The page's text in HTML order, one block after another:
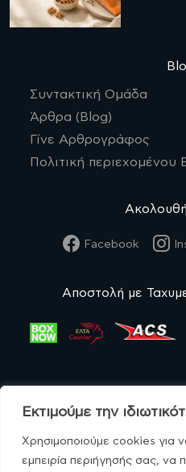
Εκτιμούμε την
Χρησιμοποιούμε cookies για
εμπειρία περιήγησής σας, να
Συντακτική Ομάδα
Άρθρα (Blog)
Γίνε Αρθρογράφος
Πολιτική περιεχομένου
Facebook
Αποστολή με